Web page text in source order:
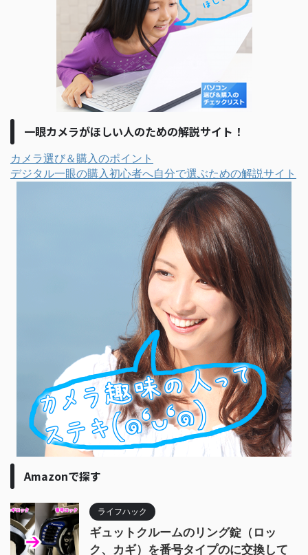
一眼カメラがほしい人のための解説サイト！
カメラ選び＆購入のポイント
デジタル一眼の購入初心者へ自分で選ぶための解説サイト
Amazonで探す
ライフハック
ギュットクルームのリング錠（ロッ
ク、カギ）を番号タイプのに交換して